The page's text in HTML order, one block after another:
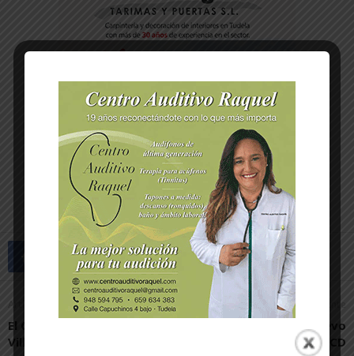
Artículo anterior
El C.D. Alesves de
Villafranca 2023-2024, uno
Artículo siguiente
David González, nuevo
entrenador del CD